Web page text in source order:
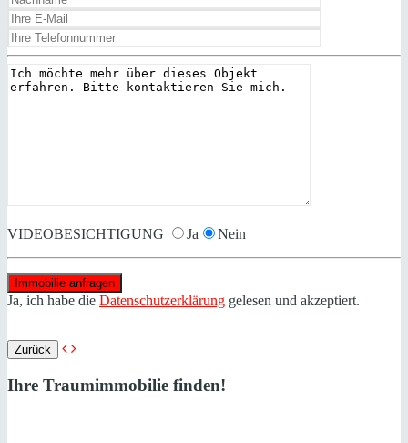
VIDEOBESICHTIGUNG Ja Nein
Ja, ich habe die Datenschutzerklärung gelesen und akzeptiert.
Zurück
Ihre Traumimmobilie finden!